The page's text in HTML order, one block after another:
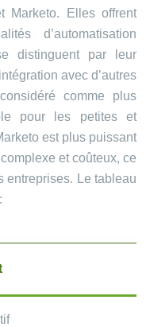
Marketo. Elles offrent
d’automatisation
distinguent par leur
avec d’autres
comme plus
pour les petites et
est plus puissant
et coûteux, ce
entreprises. Le tableau